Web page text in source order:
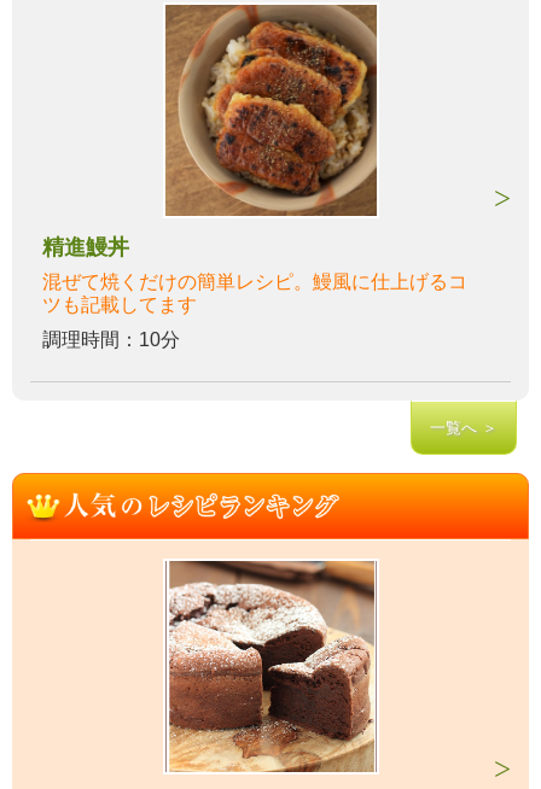
精進鰻丼
混ぜて焼くだけの簡単レシピ。鰻風に仕上げるコ
ツも記載してます
調理時間：10分
一覧へ ＞